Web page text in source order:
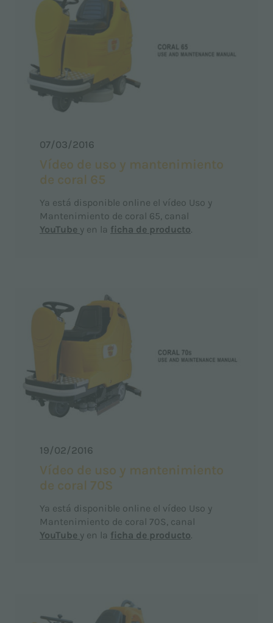
07/03/2016
Vídeo de uso y mantenimiento
de coral 65
Ya está disponible online el vídeo Uso y
Mantenimiento de coral 65, canal
YouTube y en la ficha de producto.
19/02/2016
Vídeo de uso y mantenimiento
de coral 70S
Ya está disponible online el vídeo Uso y
Mantenimiento de coral 70S, canal
YouTube y en la ficha de producto.